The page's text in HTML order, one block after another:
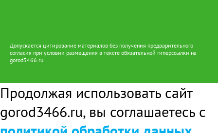
Допускается цитирование материалов без получения предварительного
согласия при условии размещения в тексте обязательной гиперссылки на
gorod3466.ru
Продолжая использовать сайт
gorod3466.ru, вы соглашаетесь с